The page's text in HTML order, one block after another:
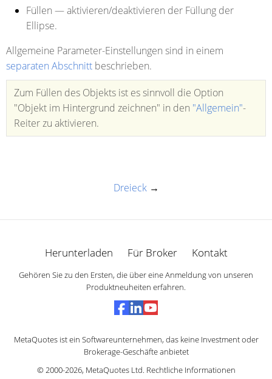
Füllen — aktivieren/deaktivieren der Füllung der
Ellipse.
Allgemeine Parameter-Einstellungen sind in einem
separaten Abschnitt beschrieben.
Zum Füllen des Objekts ist es sinnvoll die Option
"Objekt im Hintergrund zeichnen" in den "Allgemein"-
Reiter zu aktivieren.
Dreieck →
Herunterladen Für Broker Kontakt
Gehören Sie zu den Ersten, die über eine Anmeldung von unseren
Produktneuheiten erfahren.
MetaQuotes ist ein Softwareunternehmen, das keine Investment oder
Brokerage-Geschäfte anbietet
© 2000-2026, MetaQuotes Ltd. Rechtliche Informationen